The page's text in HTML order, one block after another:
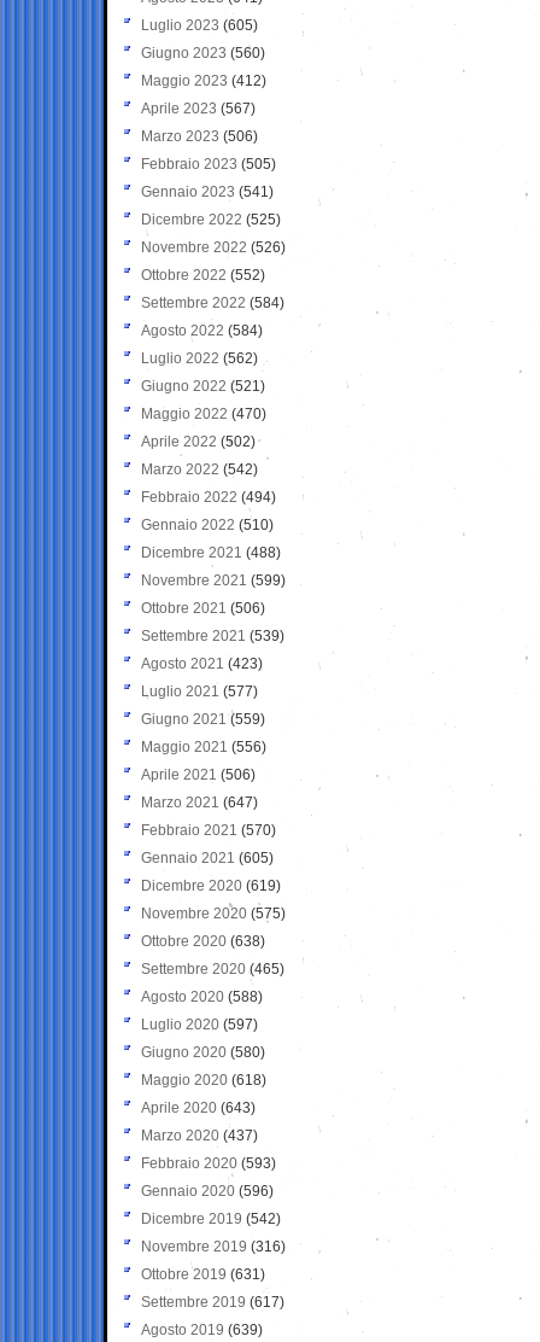
Luglio 2023 (605)
Giugno 2023 (560)
Maggio 2023 (412)
Aprile 2023 (567)
Marzo 2023 (506)
Febbraio 2023 (505)
Gennaio 2023 (541)
Dicembre 2022 (525)
Novembre 2022 (526)
Ottobre 2022 (552)
Settembre 2022 (584)
Agosto 2022 (584)
Luglio 2022 (562)
Giugno 2022 (521)
Maggio 2022 (470)
Aprile 2022 (502)
Marzo 2022 (542)
Febbraio 2022 (494)
Gennaio 2022 (510)
Dicembre 2021 (488)
Novembre 2021 (599)
Ottobre 2021 (506)
Settembre 2021 (539)
Agosto 2021 (423)
Luglio 2021 (577)
Giugno 2021(559)
Maggio 2021 (556)
Aprile 2021 (506)
Marzo 2021 (647)
Febbraio 2021 (570)
Gennaio 2021 (605)
Dicembre 2020 (619)
Novembre 2020 (575)
Ottobre 2020 (638)
Settembre 2020(465)
Agosto 2020 (588)
Luglio 2020 (597)
Giugno 2020 (580)
Maggio 2020 (618)
Aprile 2020 (643)
Marzo 2020 (437)
Febbraio 2020 (593)
Gennaio 2020 (596)
Dicembre 2019 (542)
Novembre 2019 (316)
Ottobre 2019 (631)
Settembre 2019 (617)
Agosto 2019 (639)